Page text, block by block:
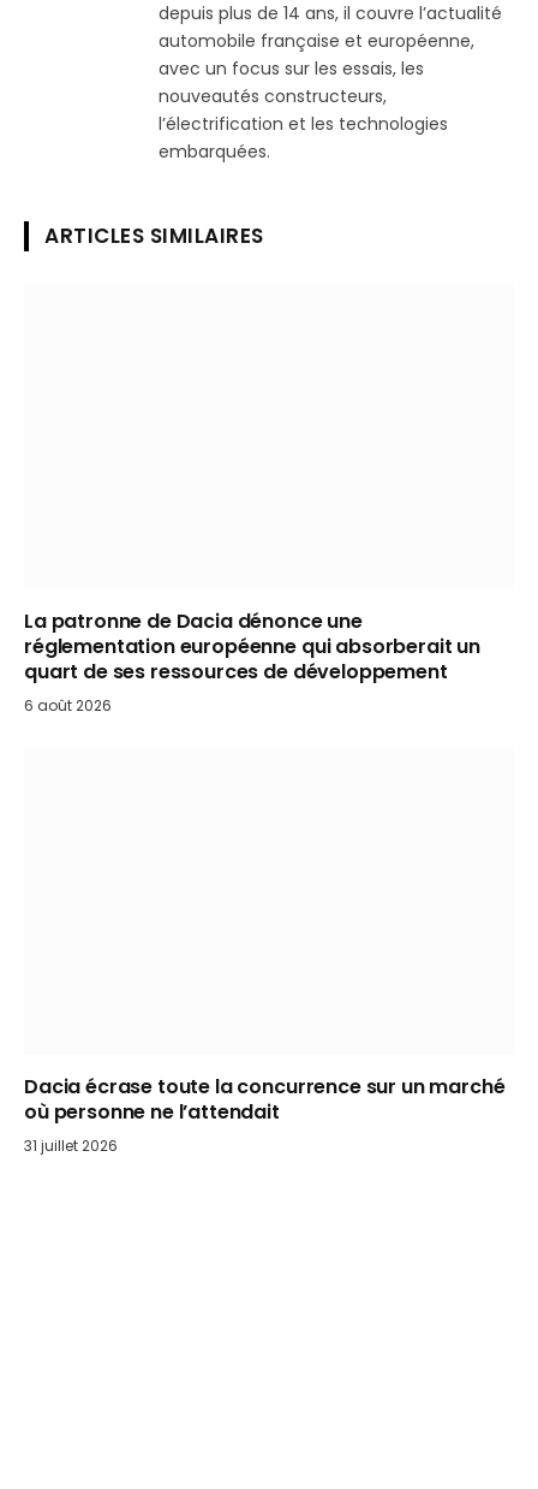
depuis plus de 14 ans, il couvre l’actualité
automobile française et européenne,
avec un focus sur les essais, les
nouveautés constructeurs,
l’électrification et les technologies
embarquées.
ARTICLES SIMILAIRES
La patronne de Dacia dénonce une
réglementation européenne qui absorberait un
quart de ses ressources de développement
6 août 2026
Dacia écrase toute la concurrence sur un marché
où personne ne l’attendait
31 juillet 2026